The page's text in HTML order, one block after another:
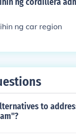
ng car region
to